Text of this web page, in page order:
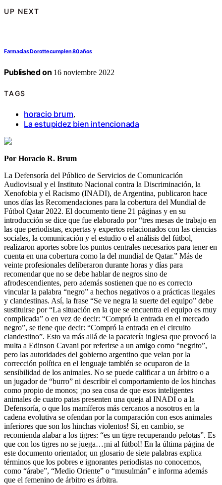
UP NEXT
Farmacias Dorotte cumplen 80 años
Published on 16 noviembre 2022
TAGS
horacio brum,
La estupidez bien intencionada
Por Horacio R. Brum
La Defensoría del Público de Servicios de Comunicación
Audiovisual y el Instituto Nacional contra la Discriminación, la
Xenofobia y el Racismo (INADI), de Argentina, publicaron hace
unos días las Recomendaciones para la cobertura del Mundial de
Fútbol Qatar 2022. El documento tiene 21 páginas y en su
introducción se dice que fue elaborado por “tres mesas de trabajo en
las que periodistas, expertas y expertos relacionados con las ciencias
sociales, la comunicación y el estudio o el análisis del fútbol,
realizaron aportes sobre los puntos centrales necesarios para tener en
cuenta en una cobertura como la del mundial de Qatar.” Más de
veinte profesionales deliberaron durante horas y días para
recomendar que no se debe hablar de negros sino de
afrodescendientes, pero además sostienen que no es correcto
vincular la palabra “negro” a hechos negativos o a prácticas ilegales
y clandestinas. Así, la frase “Se ve negra la suerte del equipo” debe
sustituirse por “La situación en la que se encuentra el equipo es muy
complicada” o en vez de decir: “Compró la entrada en el mercado
negro”, se tiene que decir: “Compró la entrada en el circuito
clandestino”. Esto va más allá de la pacatería inglesa que provocó la
multa a Edinson Cavani por referirse a un amigo como “negrito”,
pero las autoridades del gobierno argentino que velan por la
corrección política en el lenguaje también se ocuparon de la
sensibilidad de los animales. No se puede calificar a un árbitro o a
un jugador de “burro” ni describir el comportamiento de los hinchas
como propio de monos; ¡no sea cosa de que esos inteligentes
animales de cuatro patas presenten una queja al INADI o a la
Defensoría, o que los mamíferos más cercanos a nosotros en la
cadena evolutiva se ofendan por la comparación con esos animales
inferiores que son los hinchas violentos! Sí, en cambio, se
recomienda alabar a los tigres: “es un tigre recuperando pelotas”. Es
que con los tigres no se juega…¡ni al fútbol! En la última página de
este documento orientador, un glosario de siete palabras explica
términos que los pobres e ignorantes periodistas no conocemos,
como “árabe”, “Medio Oriente” o “musulmán” e informa además
que el femenino de árbitro es árbitra.